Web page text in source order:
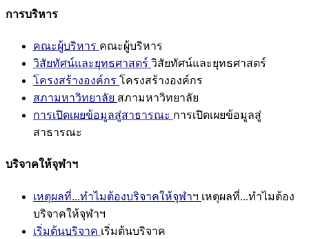
การบริหาร
คณะผู้บริหาร คณะผู้บริหาร
วิสัยทัศน์และยุทธศาสตร์ วิสัยทัศน์และยุทธศาสตร์
โครงสร้างองค์กร โครงสร้างองค์กร
สภามหาวิทยาลัย สภามหาวิทยาลัย
การเปิดเผยข้อมูลสู่สาธารณะ การเปิดเผยข้อมูลสู่
สาธารณะ
บริจาคให้จุฬาฯ
เหตุผลที่...ทำไมต้องบริจาคให้จุฬาฯ เหตุผลที่...ทำไมต้อง
บริจาคให้จุฬาฯ
เริ่มต้นบริจาค เริ่มต้นบริจาค